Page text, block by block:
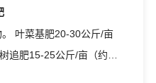
/亩
追肥15-25公斤/亩（约
条施。